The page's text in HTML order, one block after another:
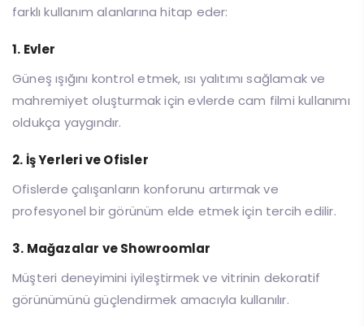
farklı kullanım alanlarına hitap eder:
1. Evler
Güneş ışığını kontrol etmek, ısı yalıtımı sağlamak ve
mahremiyet oluşturmak için evlerde cam filmi kullanımı
oldukça yaygındır.
2. İş Yerleri ve Ofisler
Ofislerde çalışanların konforunu artırmak ve
profesyonel bir görünüm elde etmek için tercih edilir.
3. Mağazalar ve Showroomlar
Müşteri deneyimini iyileştirmek ve vitrinin dekoratif
görünümünü güçlendirmek amacıyla kullanılır.